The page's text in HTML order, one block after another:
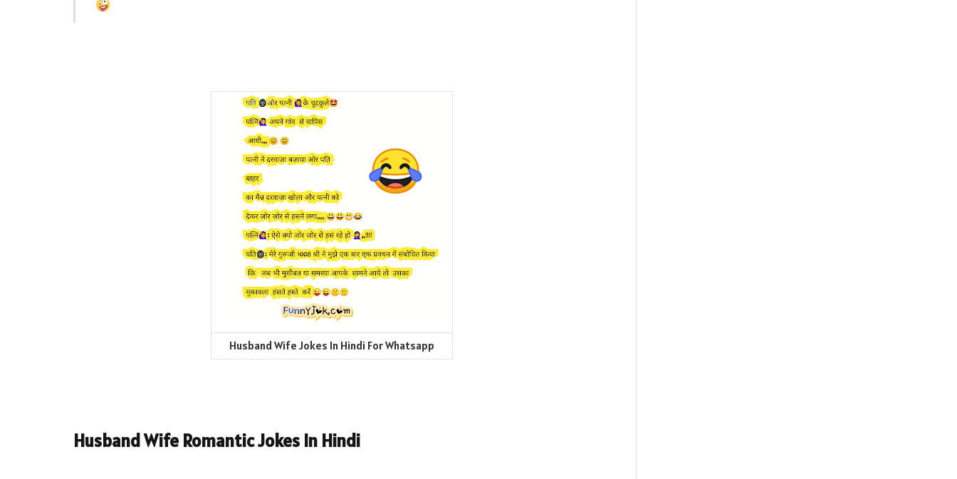
Husband Wife Jokes In Hindi For Whatsapp
Husband Wife Romantic Jokes In Hindi